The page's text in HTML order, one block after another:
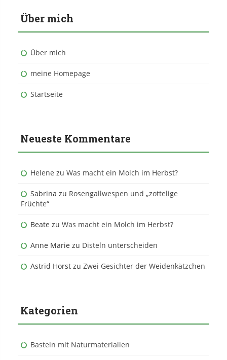
Über mich
Über mich
meine Homepage
Startseite
Neueste Kommentare
Helene zu Was macht ein Molch im Herbst?
Sabrina zu Rosengallwespen und „zottelige
Früchte“
Beate zu Was macht ein Molch im Herbst?
Anne Marie zu Disteln unterscheiden
Astrid Horst zu Zwei Gesichter der Weidenkätzchen
Kategorien
Basteln mit Naturmaterialien